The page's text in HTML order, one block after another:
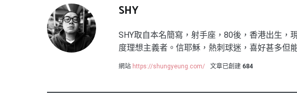
SHY
SHY取自本名簡寫，射手座，80後，香港出生，
度理想主義者。信耶穌，熱刺球迷，喜好甚多但
網站 https://shungyeung.com/ 文章已創建 684